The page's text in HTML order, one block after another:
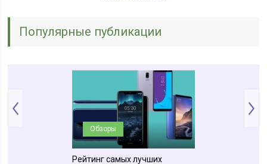
Популярные публикации
Обзоры
Рейтинг самых лучших